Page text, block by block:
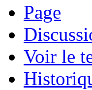
Page
Voir le